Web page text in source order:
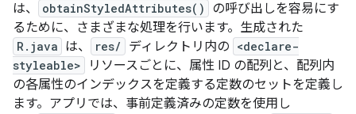
は、
obtainStyledAttributes()
の呼び出しを容易にす
るために、さまざまな処理を行います。生成された
R.java は、 res/ ディレクトリ内の <declare-
styleable>
リソースごとに、属性 ID の配列と、配列内
の各属性のインデックスを定義する定数のセットを定義し
ます。アプリでは、事前定義済みの定数を使用し